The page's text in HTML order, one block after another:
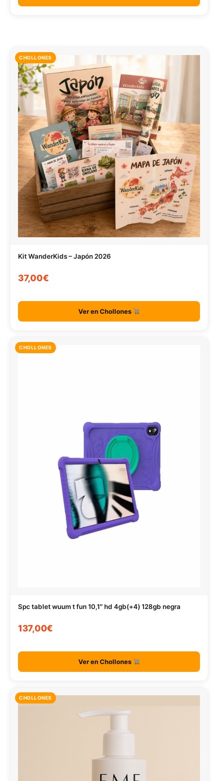
CHOLLONES
Kit WanderKids – Japón 2026
37,00€
Ver en Chollones
CHOLLONES
Spc tablet wuum t fun 10,1″ hd 4gb(+4) 128gb negra
137,00€
Ver en Chollones
CHOLLONES